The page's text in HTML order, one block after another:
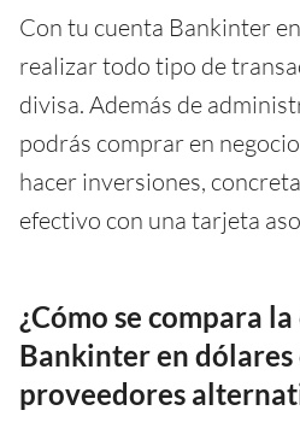
Con tu cuenta Bankinter
realizar todo tipo de
divisa. Además de
podrás comprar en
hacer inversiones,
efectivo con una tarjeta
¿Cómo se compara
Bankinter en dólares
proveedores